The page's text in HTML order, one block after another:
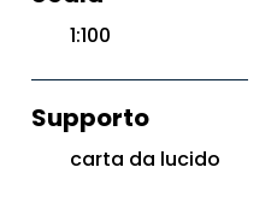
1:100
Supporto
carta da lucido